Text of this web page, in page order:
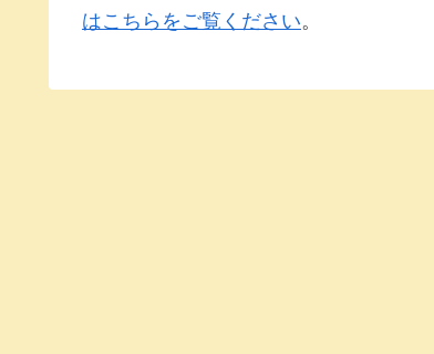
はこちらをご覧ください。